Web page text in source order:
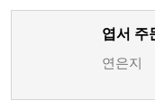
엽서 주
연은지